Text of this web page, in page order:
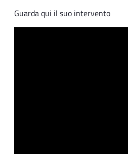
Guarda qui il suo intervento